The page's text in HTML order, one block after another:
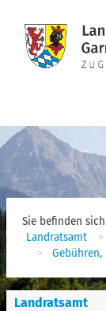
Sie befinden
Landratsamt
Gebühren,
Landratsamt